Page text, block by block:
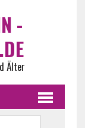
-
Älter